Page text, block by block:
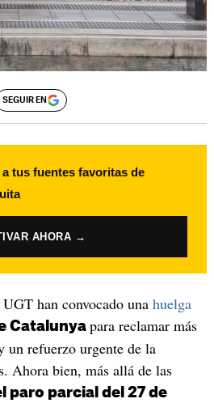
SEGUIR EN
tus fuentes favoritas de
AHORA →
han convocado una huelga
Catalunya para reclamar más
un refuerzo urgente de la
Ahora bien, más allá de las
paro parcial del 27 de